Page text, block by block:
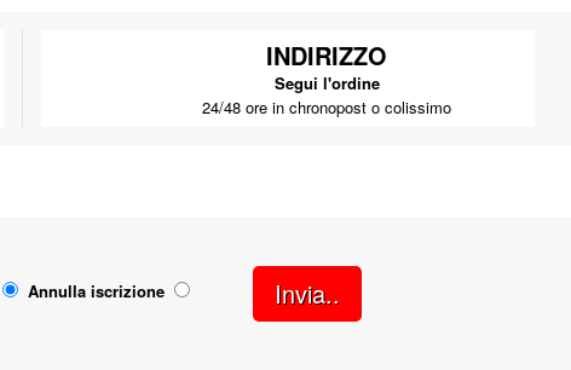
INDIRIZZO
Segui l'ordine
24/48 ore in chronopost o colissimo
Annulla iscrizione Invia..